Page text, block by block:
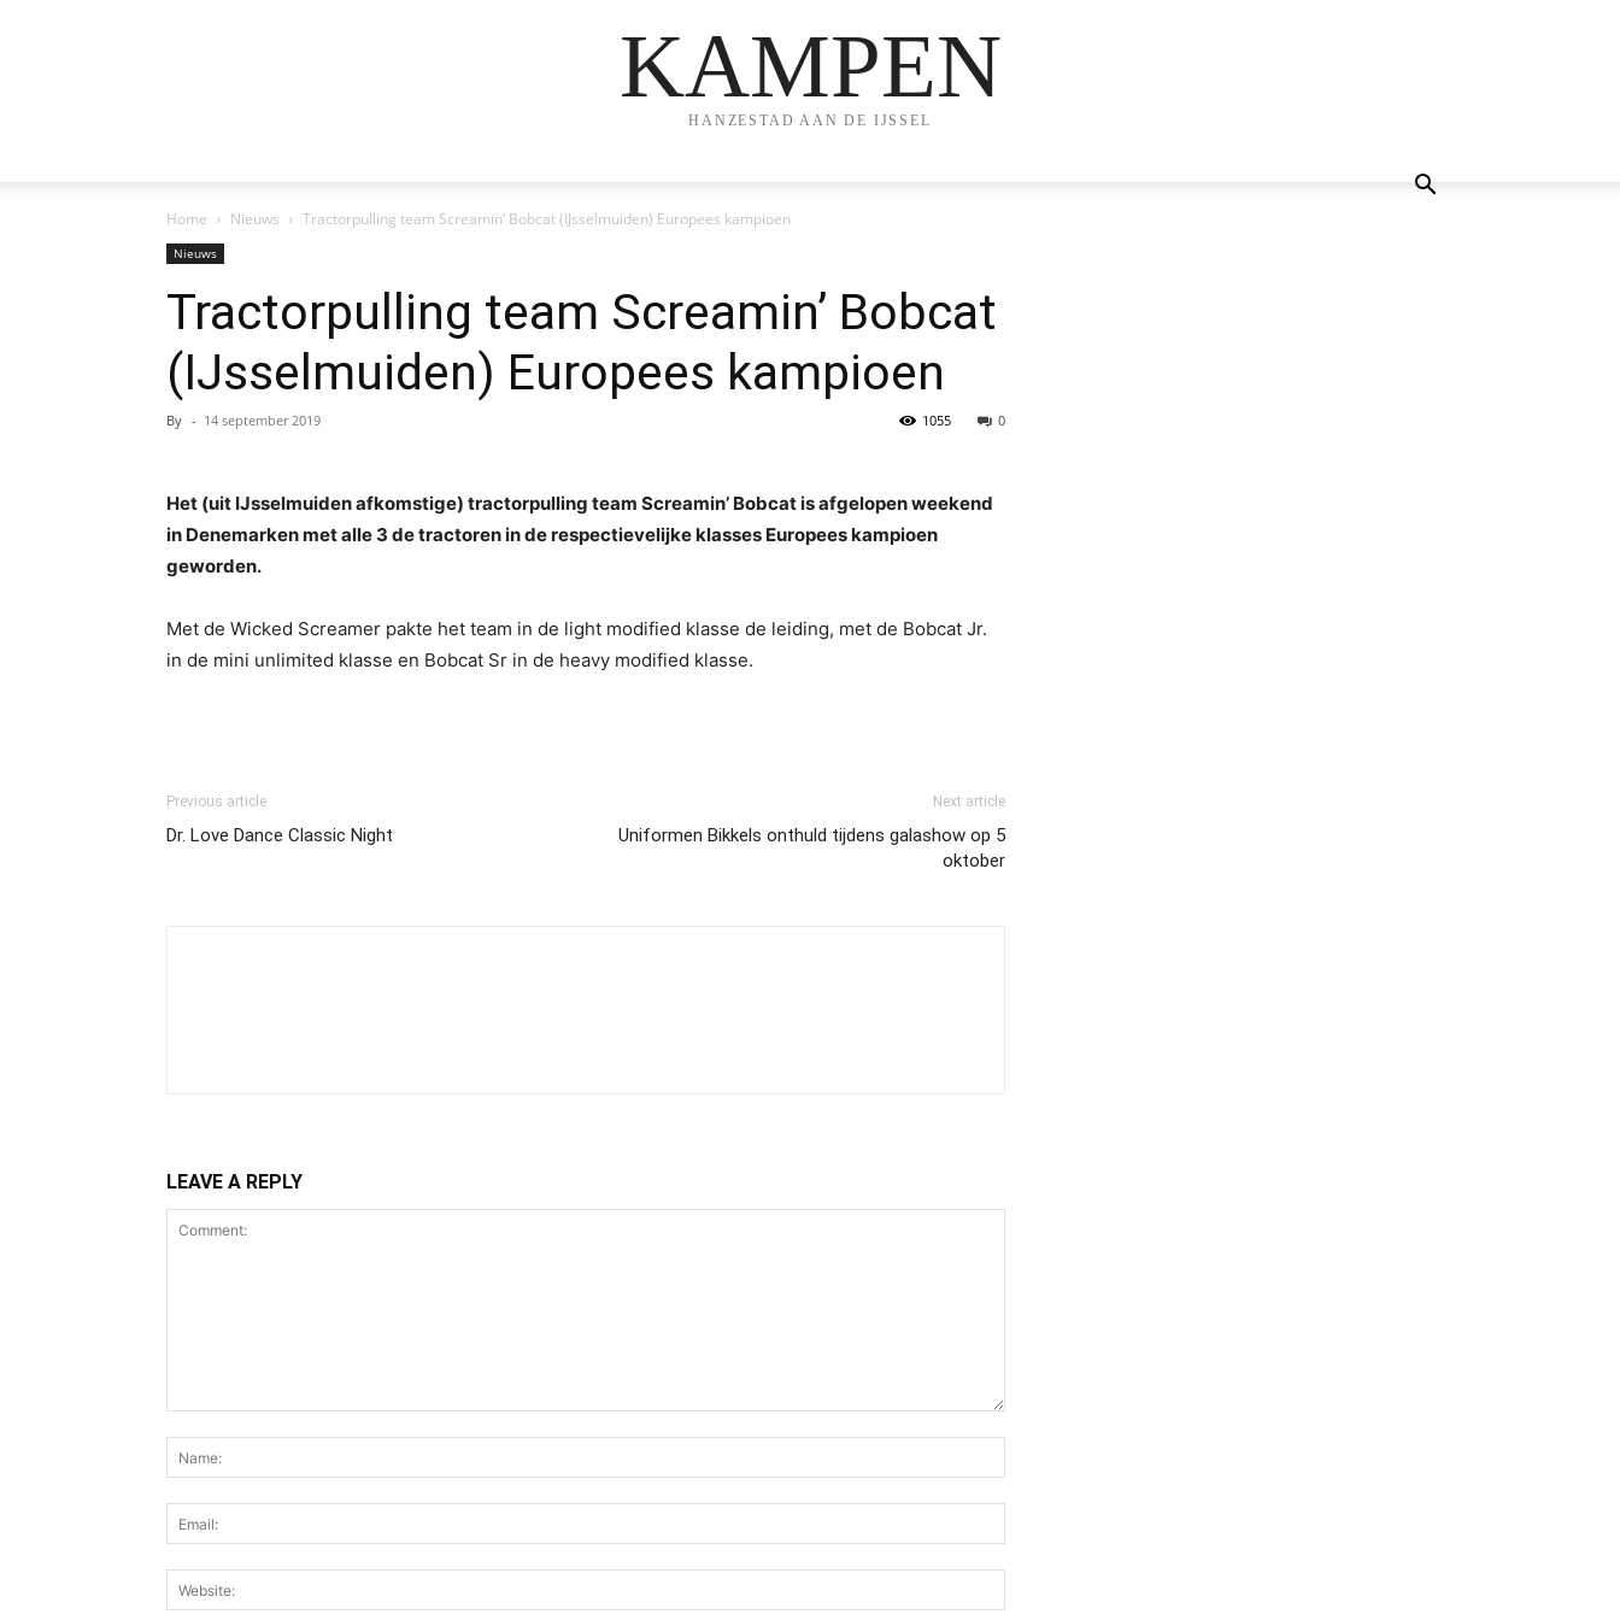
KAMPEN
HANZESTAD AAN DE IJSSEL
Home Nieuws Tractorpulling team Screamin’ Bobcat (IJsselmuiden) Europees kampioen
Nieuws
Tractorpulling team Screamin’ Bobcat
(IJsselmuiden) Europees kampioen
By - 14 september 2019 0
1055
Het (uit IJsselmuiden afkomstige) tractorpulling team Screamin’ Bobcat is afgelopen weekend
in Denemarken met alle 3 de tractoren in de respectievelijke klasses Europees kampioen
geworden.
Met de Wicked Screamer pakte het team in de light modified klasse de leiding, met de Bobcat Jr.
in de mini unlimited klasse en Bobcat Sr in de heavy modified klasse.
Previous article
Dr. Love Dance Classic Night
Next article
Uniformen Bikkels onthuld tijdens galashow op 5
oktober
LEAVE A REPLY